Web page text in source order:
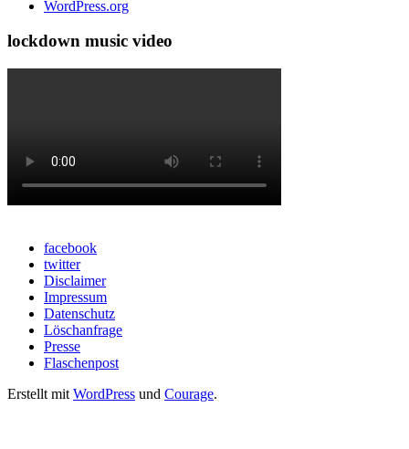
WordPress.org
lockdown music video
facebook
twitter
Disclaimer
Impressum
Datenschutz
Löschanfrage
Presse
Flaschenpost
Erstellt mit WordPress und Courage.